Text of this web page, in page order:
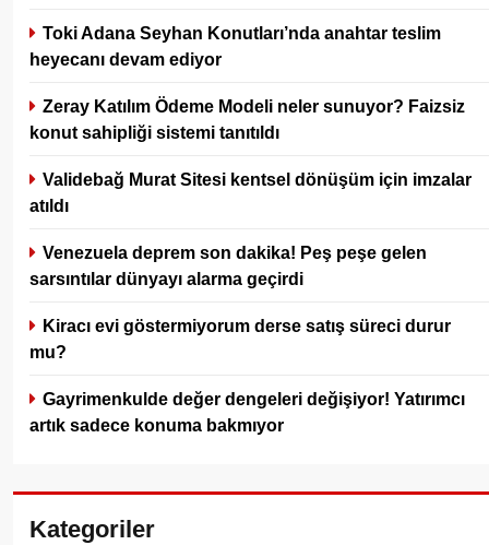
Toki Adana Seyhan Konutları’nda anahtar teslim
heyecanı devam ediyor
Zeray Katılım Ödeme Modeli neler sunuyor? Faizsiz
konut sahipliği sistemi tanıtıldı
Validebağ Murat Sitesi kentsel dönüşüm için imzalar
atıldı
Venezuela deprem son dakika! Peş peşe gelen
sarsıntılar dünyayı alarma geçirdi
Kiracı evi göstermiyorum derse satış süreci durur
mu?
Gayrimenkulde değer dengeleri değişiyor! Yatırımcı
artık sadece konuma bakmıyor
Kategoriler